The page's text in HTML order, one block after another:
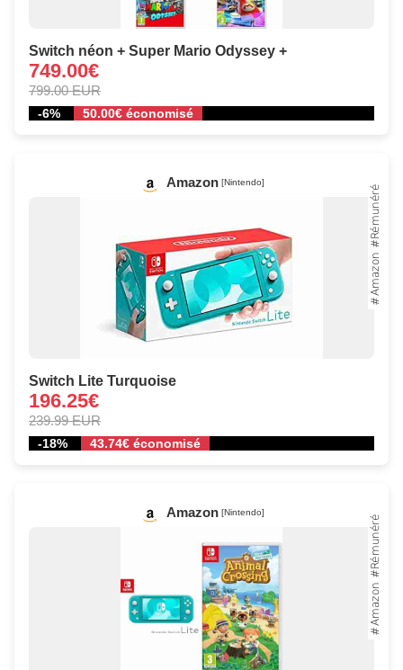
Switch néon + Super Mario Odyssey +
749.00€
799.00 EUR
-6% 50.00€ économisé
Amazon [Nintendo]
Switch Lite Turquoise
196.25€
239.99 EUR
-18% 43.74€ économisé
Amazon [Nintendo]